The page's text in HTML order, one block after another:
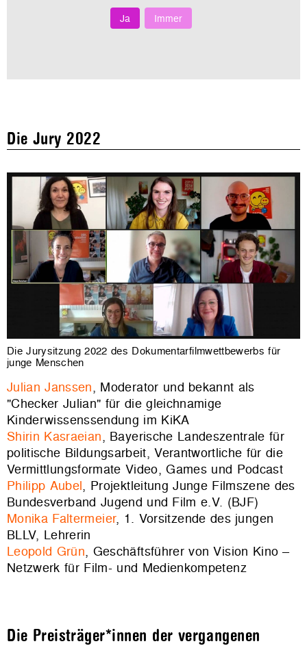
Ja
Immer
Die Jury 2022
Die Jurysitzung 2022 des Dokumentarfilmwettbewerbs für
junge Menschen
Julian Janssen, Moderator und bekannt als
"Checker Julian" für die gleichnamige
Kinderwissenssendung im KiKA
Shirin Kasraeian, Bayerische Landeszentrale für
politische Bildungsarbeit, Verantwortliche für die
Vermittlungsformate Video, Games und Podcast
Philipp Aubel, Projektleitung Junge Filmszene des
Bundesverband Jugend und Film e.V. (BJF)
Monika Faltermeier, 1. Vorsitzende des jungen
BLLV, Lehrerin
Leopold Grün, Geschäftsführer von Vision Kino –
Netzwerk für Film- und Medienkompetenz
Die Preisträger*innen der vergangenen